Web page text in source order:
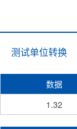
测试单位转换
数据
1.32